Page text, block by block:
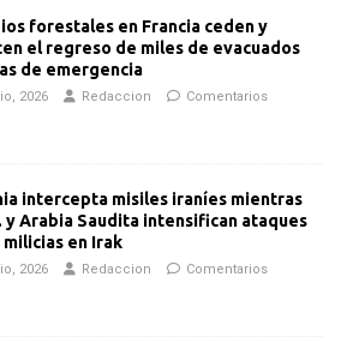
forestales en Francia ceden y
el regreso de miles de evacuados
de emergencia
2026 Redaccion
Comentarios
intercepta misiles iraníes mientras
y Arabia Saudita intensifican ataques
en Irak
2026 Redaccion
Comentarios